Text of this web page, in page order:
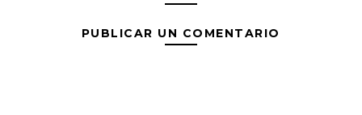
PUBLICAR UN COMENTARIO